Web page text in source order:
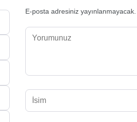
E-posta adresiniz yayınlanmayacak.